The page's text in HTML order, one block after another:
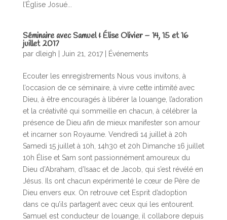
l’Église Josué...
Séminaire avec Samuel & Élise Olivier – 14, 15 et 16
juillet 2017
par dleigh Juin 21, 2017| Événements
Ecouter les enregistrements Nous vous invitons, à
l’occasion de ce séminaire, à vivre cette intimité avec
Dieu, à être encouragés à libérer la louange, l’adoration
et la créativité qui sommeille en chacun, à célébrer la
présence de Dieu afin de mieux manifester son amour
et incarner son Royaume. Vendredi 14 juillet à 20h
Samedi 15 juillet à 10h, 14h30 et 20h Dimanche 16 juillet
10h Élise et Sam sont passionnément amoureux du
Dieu d’Abraham, d’Isaac et de Jacob, qui s’est révélé en
Jésus. Ils ont chacun expérimenté le cœur de Père de
Dieu envers eux. On retrouve cet Esprit d’adoption
dans ce qu’ils partagent avec ceux qui les entourent.
Samuel est conducteur de louange, il collabore depuis